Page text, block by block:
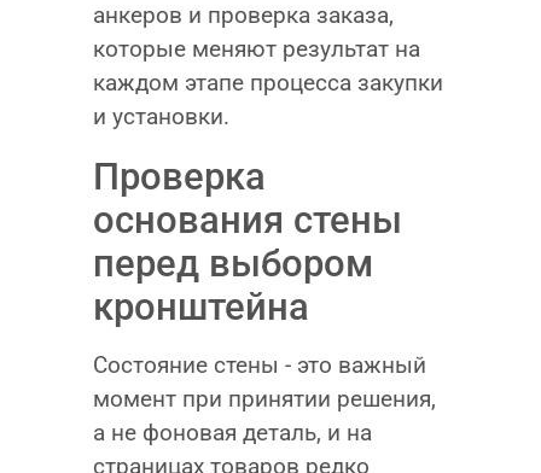
анкеров и проверка заказа,
которые меняют результат на
каждом этапе процесса закупки
и установки.
Проверка
основания стены
перед выбором
кронштейна
Состояние стены - это важный
момент при принятии решения,
а не фоновая деталь, и на
страницах товаров редко